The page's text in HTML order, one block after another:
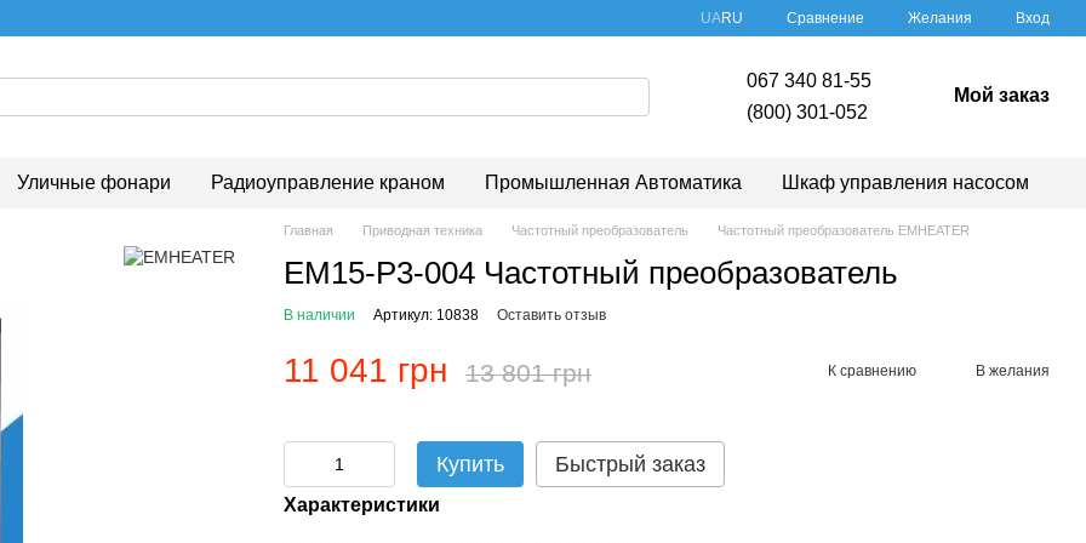
UARU Сравнение Желания Вход
067 340 81-55
(800) 301-052
Мой заказ
Уличные фонари Радиоуправление краном Промышленная Автоматика Шкаф управления насосом
Главная Приводная техника Частотный преобразователь Частотный преобразователь EMHEATER
EM15-P3-004 Частотный преобразователь
В наличии Артикул: 10838 Оставить отзыв
11 041 грн 13 801 грн К сравнению В желания
Купить Быстрый заказ
Характеристики